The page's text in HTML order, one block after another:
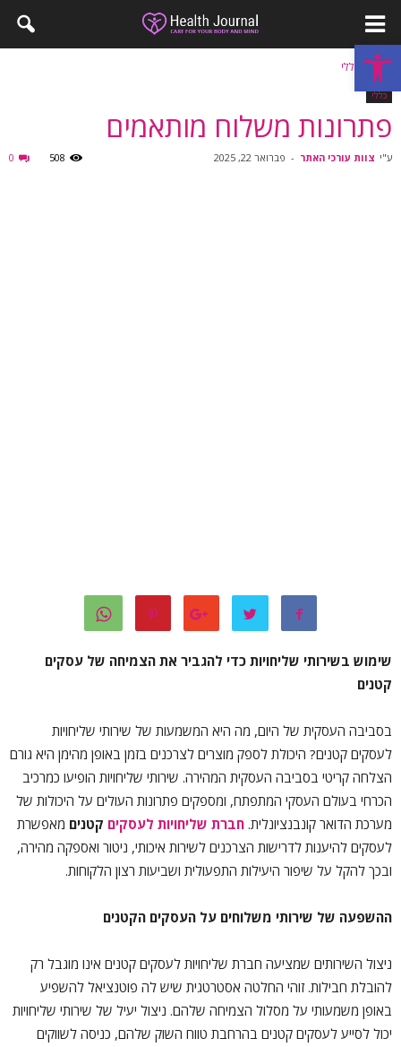
פתח סרגל נגישות
בית כללי
כללי
פתרונות משלוח מותאמים
ע"י צוות עורכי האתר - פברואר 22, 2025 0 508
שימוש בשירותי שליחויות כדי להגביר את הצמיחה של עסקים
קטנים
בסביבה העסקית של היום, מה היא המשמעות של שירותי שליחויות
לעסקים קטנים? היכולת לספק מוצרים לצרכנים בזמן באופן מהימן היא גורם
הצלחה קריטי בסביבה העסקית המהירה. שירותי שליחויות הופיעו כמרכיב
הכרחי בעולם העסקי המתפתח, ומספקים פתרונות העולים על היכולות של
מערכת הדואר קונבנציונלית. חברת שליחויות לעסקים קטנים מאפשרת
לעסקים להיענות לדרישות הצרכנים לשירות איכותי, ניטור ואספקה ​​מהירה,
ובכך להקל על שיפור היעילות התפעולית ושביעות רצון הלקוחות.
ההשפעה של שירותי משלוחים על העסקים הקטנים
ניצול השירותים שמציעה חברת שליחויות לעסקים קטנים אינו מוגבל רק
להובלת חבילות. זוהי החלטה אסטרטגית שיש לה פוטנציאל להשפיע
באופן משמעותי על מסלול הצמיחה שלהם. ניצול יעיל של שירותי שליחויות
יכול לסייע לעסקים קטנים בהרחבת טווח השוק שלהם, כניסה לשווקים